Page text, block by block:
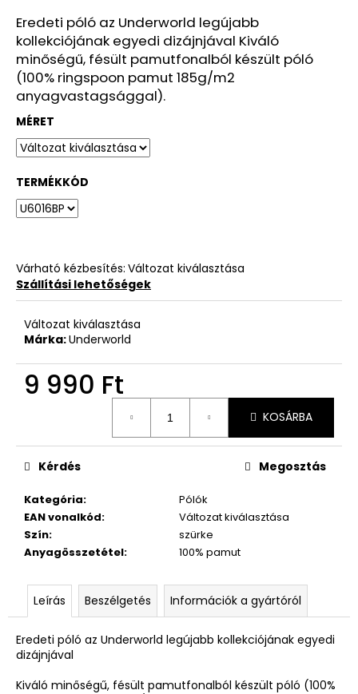
csillag.
Eredeti póló az Underworld legújabb
kollekciójának egyedi dizájnjával Kiváló
minőségű, fésült pamutfonalból készült póló
(100% ringspoon pamut 185g/m2
anyagvastagsággal).
MÉRET
TERMÉKKÓD
Várható kézbesítés: Változat kiválasztása
Szállítási lehetőségek
Változat kiválasztása
Márka:Underworld
9 990 Ft
KOSÁRBA
Kategória:
Pólók
EAN vonalkód:
Változat kiválasztása
Szín:
szürke
Anyagösszetétel: 100% pamut
Kérdés Megosztás
Leírás Beszélgetés Információk a gyártóról
Eredeti póló az Underworld legújabb kollekciójának egyedi
dizájnjával
Kiváló minőségű, fésült pamutfonalból készült póló (100%